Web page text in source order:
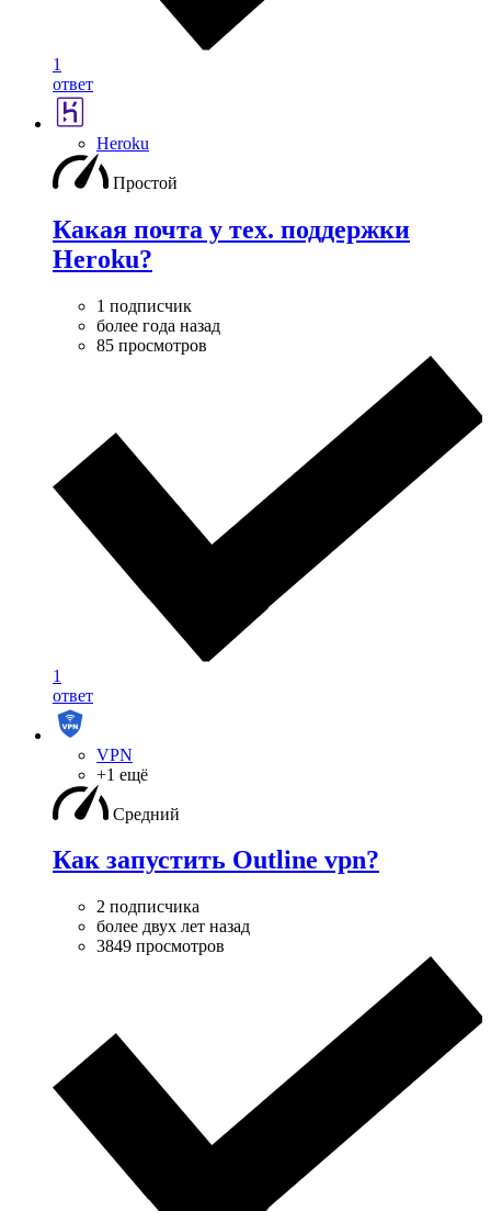
1
ответ
Heroku
Простой
Какая почта у тех. поддержки
Heroku?
1 подписчик
более года назад
85 просмотров
1
ответ
VPN
+1 ещё
Средний
Как запустить Outline vpn?
2 подписчика
более двух лет назад
3849 просмотров